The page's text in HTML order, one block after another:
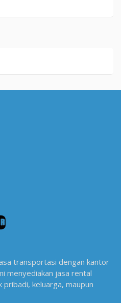
transportasi dengan kantor
menyediakan jasa rental
keluarga, maupun